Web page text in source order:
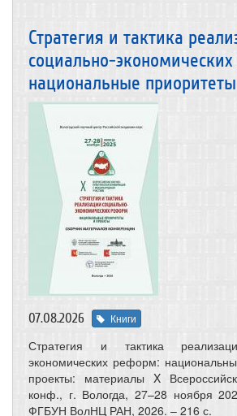
Стратегия и тактика
социально-
национальные
07.08.2026 Книги
Стратегия и тактика
экономических реформ:
проекты: материалы X
конф., г. Вологда, 27–28 ноября
ФГБУН ВолНЦ РАН, 2026. – 216 с.